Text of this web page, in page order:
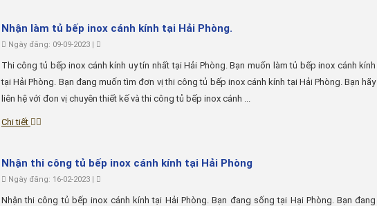
Nhận làm tủ bếp inox cánh kính tại Hải Phòng.
Ngày đăng: 09-09-2023 |
Thi công tủ bếp inox cánh kính uy tín nhất tại Hải Phòng. Bạn muốn làm tủ bếp inox cánh kính
tại Hải Phòng. Bạn đang muốn tìm đơn vị thi công tủ bếp inox cánh kính tại Hải Phòng. Bạn hãy
liên hệ với đon vị chuyên thiết kế và thi công tủ bếp inox cánh ...
Chi tiết
​​​​​​​Nhận thi công tủ bếp inox cánh kính tại Hải Phòng
Ngày đăng: 16-02-2023 |
​​​​​​​Nhận thi công tủ bếp inox cánh kính tại Hải Phòng. Bạn đang sống tại Hại Phòng. Bạn đang